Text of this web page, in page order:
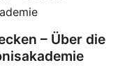
– Über die